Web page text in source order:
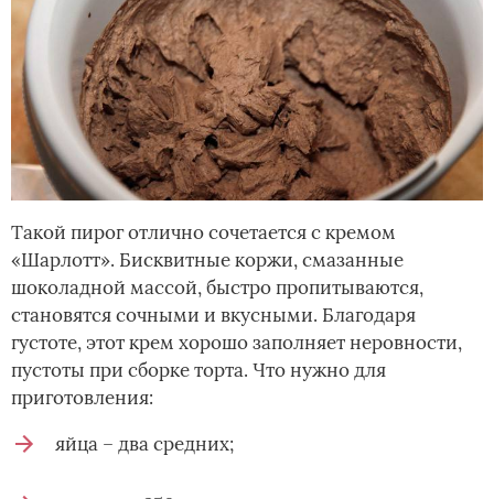
Такой пирог отлично сочетается с кремом
«Шарлотт». Бисквитные коржи, смазанные
шоколадной массой, быстро пропитываются,
становятся сочными и вкусными. Благодаря
густоте, этот крем хорошо заполняет неровности,
пустоты при сборке торта. Что нужно для
приготовления:
яйца – два средних;